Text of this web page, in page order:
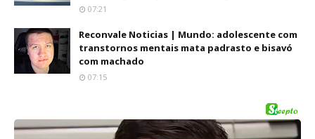
07:21
Reconvale Noticias | Mundo: adolescente com
transtornos mentais mata padrasto e bisavó
com machado
07:15